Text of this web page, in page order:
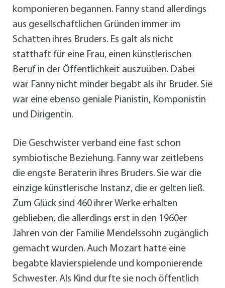
komponieren begannen. Fanny stand allerdings
aus gesellschaftlichen Gründen immer im
Schatten ihres Bruders. Es galt als nicht
statthaft für eine Frau, einen künstlerischen
Beruf in der Öffentlichkeit auszuüben. Dabei
war Fanny nicht minder begabt als ihr Bruder. Sie
war eine ebenso geniale Pianistin, Komponistin
und Dirigentin.
Die Geschwister verband eine fast schon
symbiotische Beziehung. Fanny war zeitlebens
die engste Beraterin ihres Bruders. Sie war die
einzige künstlerische Instanz, die er gelten ließ.
Zum Glück sind 460 ihrer Werke erhalten
geblieben, die allerdings erst in den 1960er
Jahren von der Familie Mendelssohn zugänglich
gemacht wurden. Auch Mozart hatte eine
begabte klavierspielende und komponierende
Schwester. Als Kind durfte sie noch öffentlich